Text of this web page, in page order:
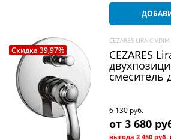
Скидка 39,97%
CEZARES LIRA-C-VDIM
CEZARES
смеситель
6 130 руб.
от3 680
выгода2 450 руб.